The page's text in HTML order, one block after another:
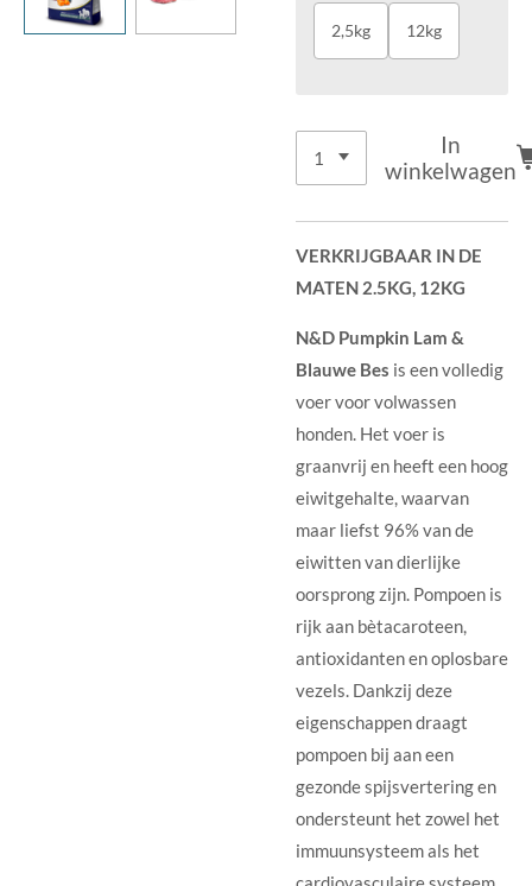
2,5kg 12kg
In
winkelwagen
VERKRIJGBAAR IN DE
MATEN 2.5KG, 12KG
N&D Pumpkin Lam &
Blauwe Bes is een volledig
voer voor volwassen
honden. Het voer is
graanvrij en heeft een hoog
eiwitgehalte, waarvan
maar liefst 96% van de
eiwitten van dierlijke
oorsprong zijn. Pompoen is
rijk aan bètacaroteen,
antioxidanten en oplosbare
vezels. Dankzij deze
eigenschappen draagt
pompoen bij aan een
gezonde spijsvertering en
ondersteunt het zowel het
immuunsysteem als het